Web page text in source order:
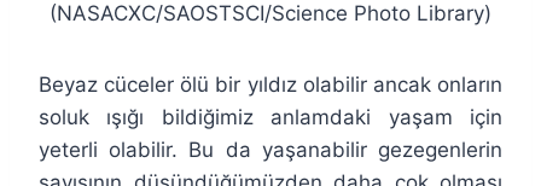
(NASACXC/SAOSTSCI/Science Photo Library)
Beyaz cüceler ölü bir yıldız olabilir ancak onların
soluk ışığı bildiğimiz anlamdaki yaşam için
yeterli olabilir. Bu da yaşanabilir gezegenlerin